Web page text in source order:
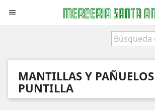

MANTILLAS Y PAÑUELOS
PUNTILLA